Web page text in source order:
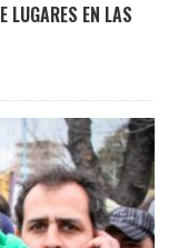
LUGARES EN LAS